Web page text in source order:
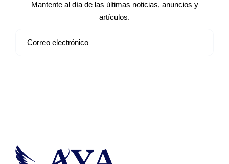
Mantente al día de las últimas noticias, anuncios y
artículos.